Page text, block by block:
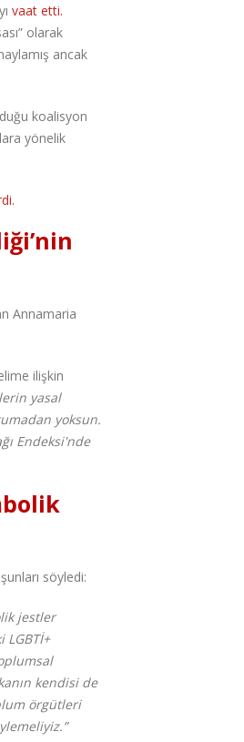
vaat etti.
olarak
ancak
koalisyon
yönelik
Annamaria
ilişkin
yasal
yoksun.
Endeksi'nde
söyledi:
jestler
LGBTİ+
kendisi de
örgütleri